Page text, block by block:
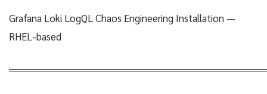
Grafana Loki LogQL Chaos Engineering Installation —
RHEL-based